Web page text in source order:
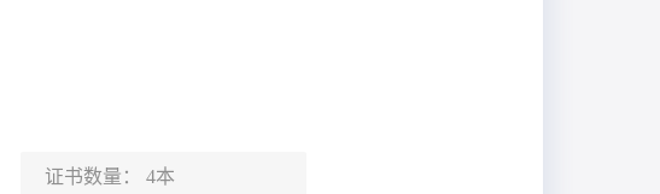
证书数量： 4本